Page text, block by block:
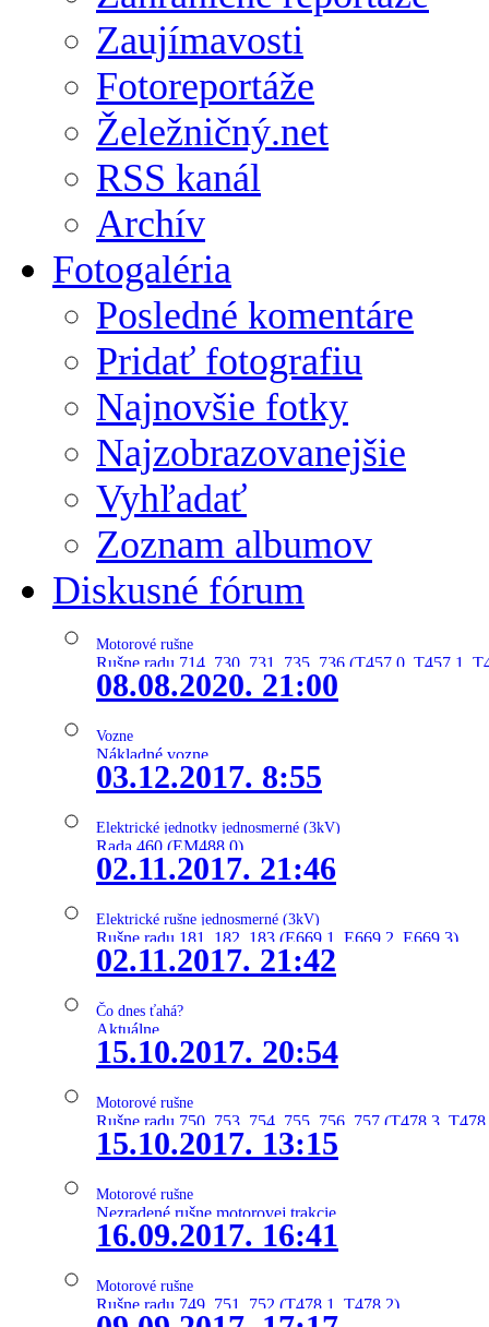
Zaujímavosti
Fotoreportáže
Želežničný.net
RSS kanál
Archív
Fotogaléria
Posledné komentáre
Pridať fotografiu
Najnovšie fotky
Najzobrazovanejšie
Vyhľadať
Zoznam albumov
Diskusné fórum
Motorové rušne
Rušne radu 714, 730, 731, 735, 736 (T457.0, T457.1,
08.08.2020. 21:00
Vozne
Nákladné vozne
03.12.2017. 8:55
Elektrické jednotky jednosmerné (3kV)
Rada 460 (EM488.0)
02.11.2017. 21:46
Elektrické rušne jednosmerné (3kV)
Rušne radu 181, 182, 183 (E669.1, E669.2, E669.3)
02.11.2017. 21:42
Čo dnes ťahá?
Aktuálne
15.10.2017. 20:54
Motorové rušne
Rušne radu 750, 753, 754, 755, 756, 757 (T478.3,
15.10.2017. 13:15
Motorové rušne
Nezradené rušne motorovej trakcie
16.09.2017. 16:41
Motorové rušne
Rušne radu 749, 751, 752 (T478.1, T478.2)